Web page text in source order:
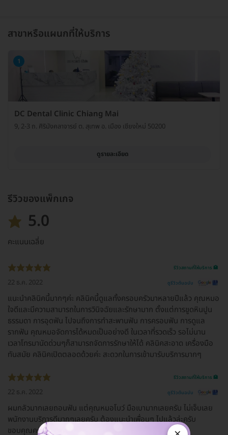
สาขาหรือแผนกที่ให้บริการ
1
DC Dental Clinic Chiang Mai
9, 2-3 ถ. ศิริมังคลาจารย์ ต. สุเทพ อ. เมือง เชียงใหม่ 50200
ดูรายละเอียด
รีวิวของแพ็กเกจ
5.0
คะแนนเฉลี่ย
รีวิวสถานที่ให้บริการ 🏥
22 ธ.ค. 2022 ดูรีวิวต้นฉบับ
แนะนำคลินิคนี้มากๆค่ะ คลินิคนี้ดูแลทั้งครอบครัวมาหลายปีแล้ว คุณหมอ
ใจดีและมีความสามารถในการวินิจฉัยและรักษามาก ตั้งแต่การขูดหินปูน
ธรรมดา การอุดฟัน ไปจนถึงการทำสะพานฟัน การครอบฟัน การดูแล
รากฟัน คุณหมอจัดการได้หมดเป็นอย่างดี ในเวลาที่รวดเร็ว รอไม่นาน
เวลาโทรมานัดด่วนๆก็สามารถจัดการรักษาให้ได้ คลินิคสะอาด เครื่องมือ
ทันสมัย คลินิคเปิดตลอดด้วยค่ะ สะดวกในการเข้ามารับบริการมากๆ
รีวิวสถานที่ให้บริการ 🏥
22 ธ.ค. 2022 ดูรีวิวต้นฉบับ
ผมกลัวมากเลยถอนฟัน แต่คุณหมอโบว์ มือเบามากเลยครับ ไม่เจ็บเลย
พนักงานบริการดีมากๆเลยครับ ต้องแนะนำเพื่อนๆ ไปแล้วล่ะครับ
ขอบคุณครับ